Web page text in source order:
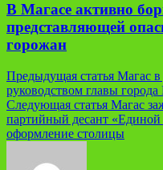
В Магасе активно
представляющей
горожан
Навигация
по
записям
Предыдущая статья Магас
руководством главы
Следующая статья Магас
партийный десант
оформление столицы